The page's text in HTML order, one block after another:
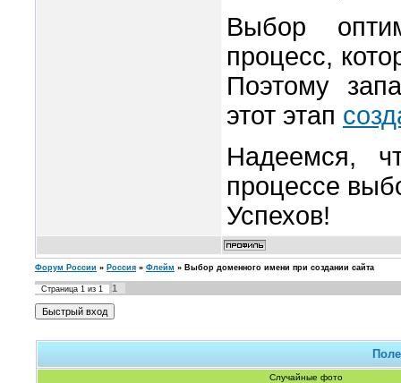
Выбор
процесс,
Поэтому
этот этап
Надеемся,
процессе
Успехов!
Форум России » Россия » Флейм » Выбор доменного имени при создании сайта
Страница 1 из 1 1
Случайные фото